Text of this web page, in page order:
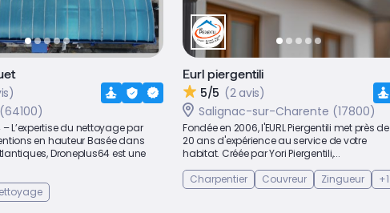
– L’expertise du nettoyage par
en hauteur Basée dans
Droneplus64 est une
Eurl piergentili
5/5 (2 avis)
Salignac-sur-Charente (17800)
Fondée en 2006, l'EURL Piergentili met près de
20 ans d'expérience au service de votre
habitat. Créée par Yori Piergentili,...
Charpentier
Couvreur Zingueur +1